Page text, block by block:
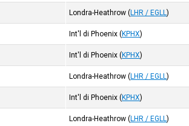
Londra-Heathrow (LHR / EGLL)
Int'l di Phoenix (KPHX)
Int'l di Phoenix (KPHX)
Londra-Heathrow (LHR / EGLL)
Int'l di Phoenix (KPHX)
Londra-Heathrow (LHR / EGLL)